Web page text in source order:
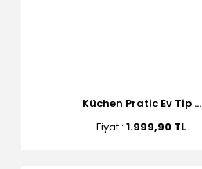
Küchen Pratic Ev Tip ...
Fiyat :1.999,90 TL